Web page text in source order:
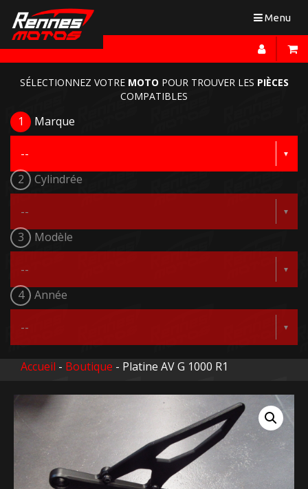
Toggle
Menu
SÉLECTIONNEZ VOTRE MOTO POUR TROUVER LES PIÈCES
COMPATIBLES
1 Marque
2 Cylindrée
3 Modèle
4 Année
Accueil - Boutique - Platine AV G 1000 R1